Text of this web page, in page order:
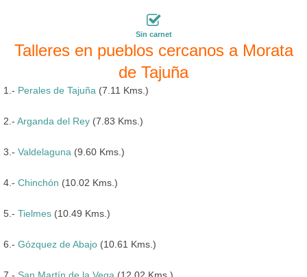
Sin carnet
Talleres en pueblos cercanos a Morata
de Tajuña
1.- Perales de Tajuña (7.11 Kms.)
2.- Arganda del Rey (7.83 Kms.)
3.- Valdelaguna (9.60 Kms.)
4.- Chinchón (10.02 Kms.)
5.- Tielmes (10.49 Kms.)
6.- Gózquez de Abajo (10.61 Kms.)
7.- San Martín de la Vega (12.02 Kms.)